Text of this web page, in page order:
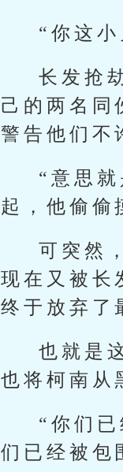
“你这
长发抢
己的两名同
警告他们不
“意思
起，他偷偷
可突然
现在又被长
终于放弃了
也就是
也将柯南从
“你们
们已经被